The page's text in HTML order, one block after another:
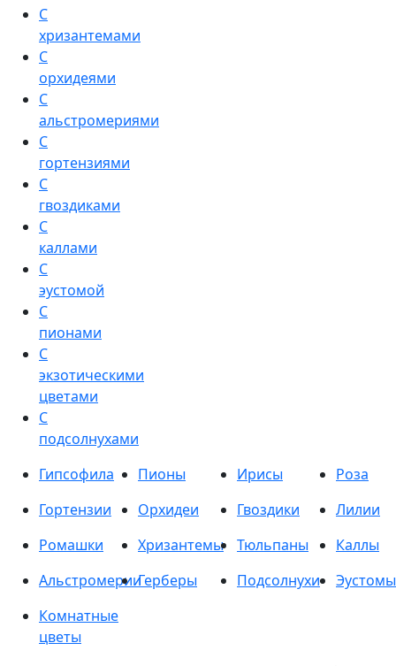
С
хризантемами
С
орхидеями
С
альстромериями
С
гортензиями
С
гвоздиками
С
каллами
С
эустомой
С
пионами
С
экзотическими
цветами
С
подсолнухами
Гипсофила
Пионы Ирисы
Роза
Гортензии
Орхидеи Гвоздики
Лилии
Ромашки
Хризантемы Тюльпаны
Каллы
АльстромерииГерберы Подсолнухи
Эустомы
Комнатные
цветы